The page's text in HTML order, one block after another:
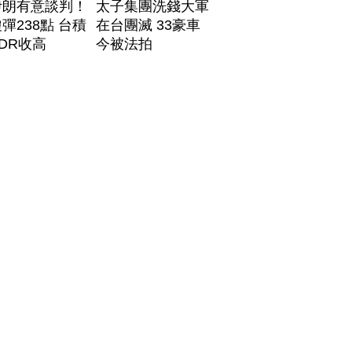
有意談判！
238點 台積
收高
太子集團洗錢大軍
在台團滅 33豪車
今被法拍